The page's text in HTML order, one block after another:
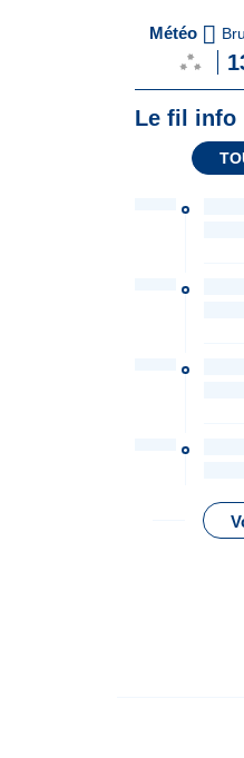
du
Une
Météo
Le fil info